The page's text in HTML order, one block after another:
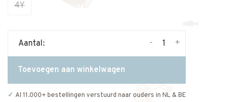
4Y
Aantal: +
-
Toevoegen aan winkelwagen
Al 11.000+ bestellingen verstuurd naar ouders in NL & BE